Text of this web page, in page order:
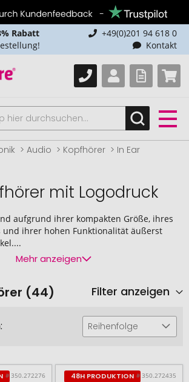
Rabatt
+49(0)201 94 618 0
Kontakt
Audio Kopfhörer
In Ear
mit Logodruck
aufgrund ihrer kompakten Größe, ihres
und ihrer hohen Funktionalität äußerst
Mehr anzeigen
(44) Filter anzeigen
Reihenfolge
# 350.272276 48H PRODUKTION # 350.272435